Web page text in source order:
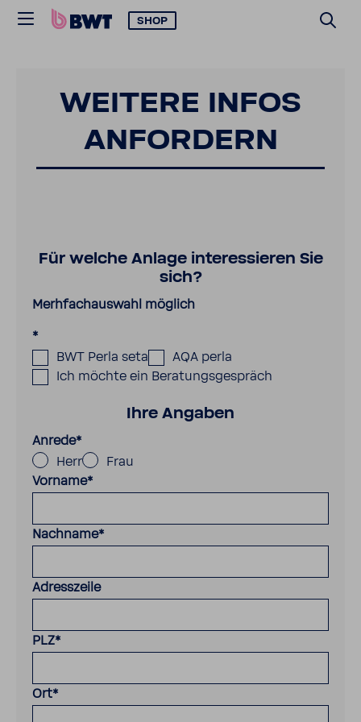
SHOP
WEITERE INFOS
ANFOR­DERN
Für welche Anlage interessieren Sie
sich?
Merhfachauswahl möglich
*
BWT Perla seta
AQA perla
Ich möchte ein Beratungsgespräch
Ihre Angaben
Anrede*
Herr
Frau
Vorname*
Nachname*
Adresszeile
PLZ*
Ort*